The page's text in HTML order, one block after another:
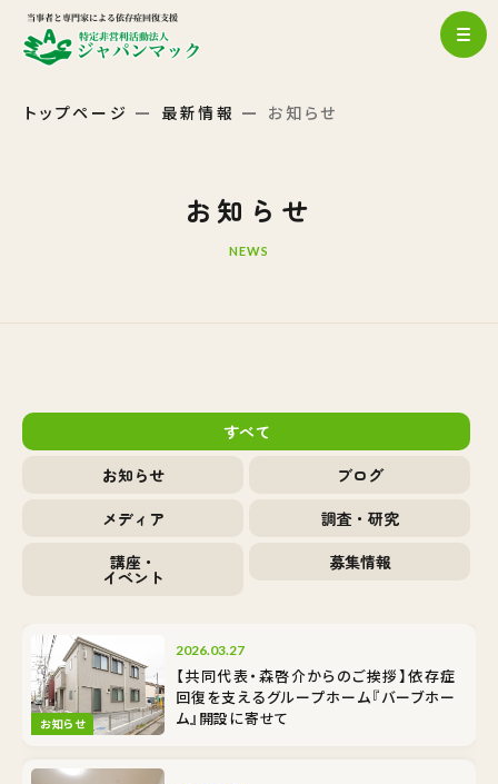
トップページ 最新情報 お知らせ
お知らせ
NEWS
すべて
お知らせ
ブログ
メディア
調査・研究
講座・
イベント
募集情報
お知らせ
2026.03.27
【共同代表・森啓介からのご挨拶】依存症
回復を支えるグループホーム『バーブホー
ム』開設に寄せて